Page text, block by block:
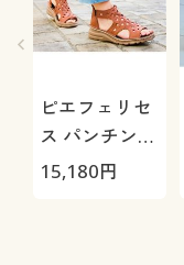
ピエフェリセ
ス パンチング
ブーツサンダ
15,180円